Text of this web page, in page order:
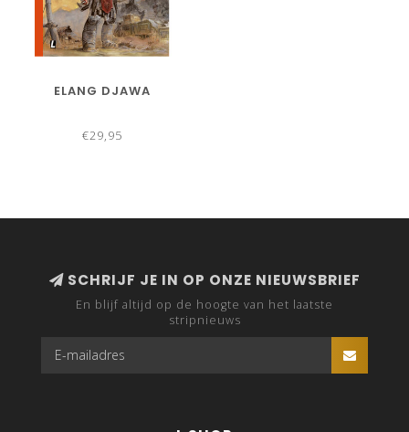
ELANG DJAWA
€29,95
SCHRIJF JE IN OP ONZE NIEUWSBRIEF
En blijf altijd op de hoogte van het laatste
stripnieuws